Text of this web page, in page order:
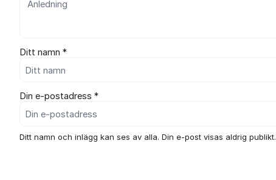
Ditt namn *
Din e-postadress *
Ditt namn och inlägg kan ses av alla. Din e-post visas aldrig publikt.